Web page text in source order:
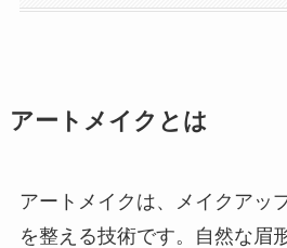
アートメイクとは
アートメイクは、メイクアッ
を整える技術です。自然な眉